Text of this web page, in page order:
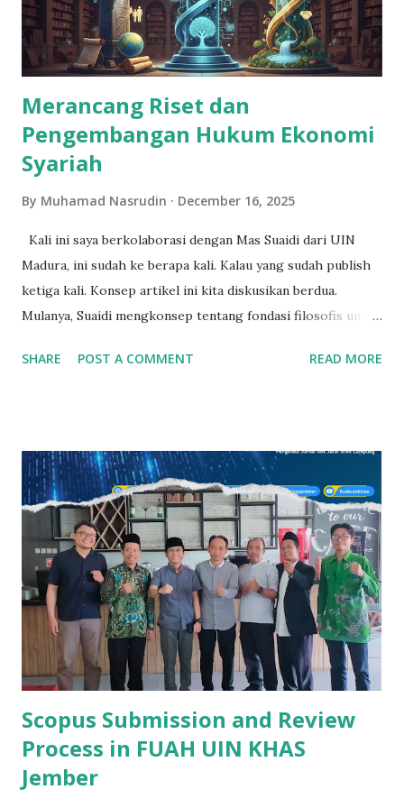
Merancang Riset dan
Pengembangan Hukum Ekonomi
Syariah
By Muhamad Nasrudin December 16, 2025
Kali ini saya berkolaborasi dengan Mas Suaidi dari UIN
Madura, ini sudah ke berapa kali. Kalau yang sudah publish
ketiga kali. Konsep artikel ini kita diskusikan berdua.
Mulanya, Suaidi mengkonsep tentang fondasi filosofis untuk
setelah dibaca-baca dan kita diskusikan, ternyata kosep ini
atau development. Jadi, artikel ini saya kembangkan menjadi
metodologi riset dan pengembangan (RnD). Karena hari ini,
riset saja tidak cukup. Ia harus memberikan dampak. Ya mau
tak mau, akhirnya development ini saya masukkan. Jadi
seperti apa risetnya? Langsung saja baca naskahnya dan
didiskusikan. https://e-
journal.metrouniv.ac.id/muamalah/article/view/10201
SHARE POST A COMMENT READ MORE
Scopus Submission and Review
Process in FUAH UIN KHAS
Jember